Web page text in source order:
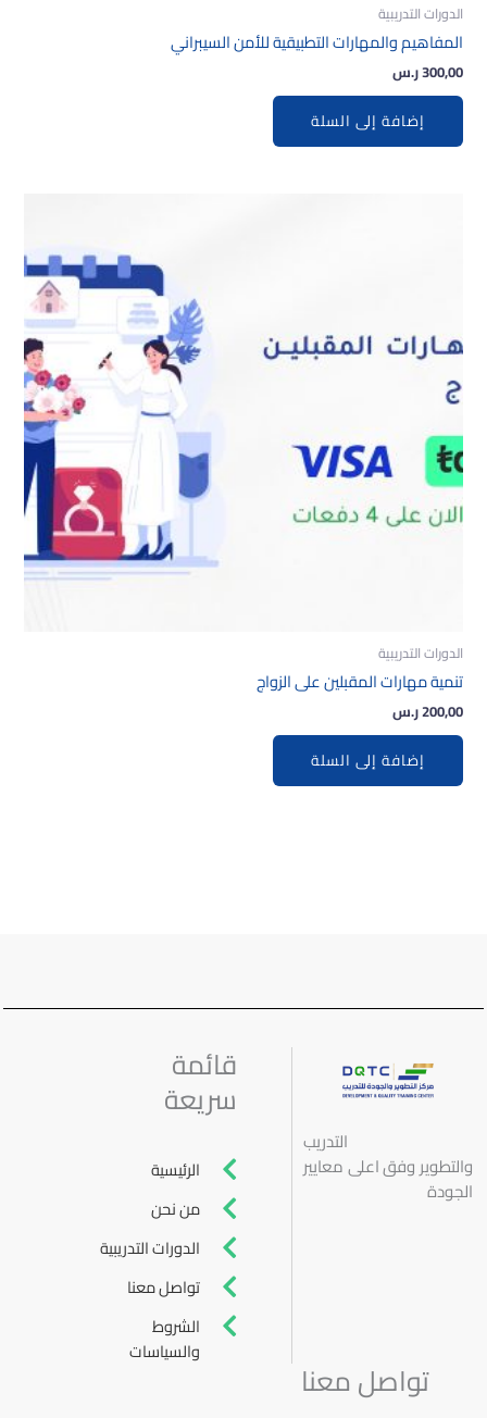
الدورات التدريبية
المفاهيم والمهارات التطبيقية للأمن السيبراني
300,00ر.س
إضافة إلى السلة
الدورات التدريبية
تنمية مهارات المقبلين على الزواج
200,00ر.س
إضافة إلى السلة
التدريب
والتطوير وفقاعلى معايير
الجودة
قائمة
سريعة
الرئيسية
من نحن
الدورات التدريبية
تواصل معنا
الشروط
والسياسات
تواصل معنا